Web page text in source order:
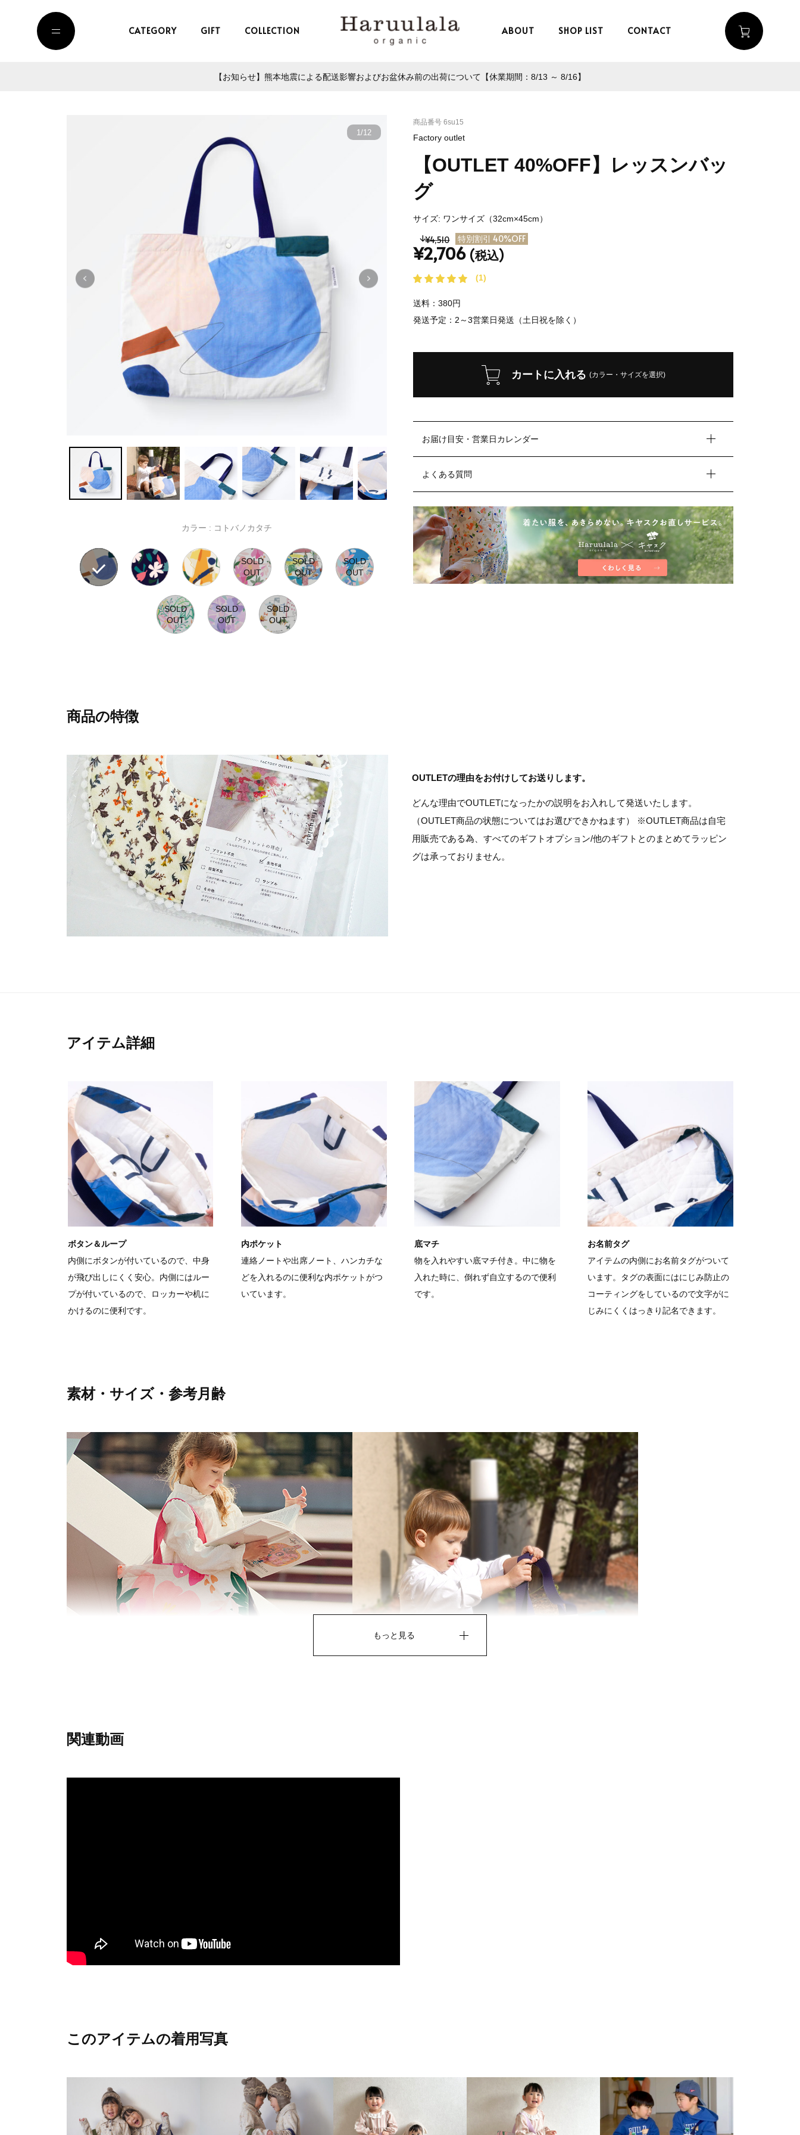
CATEGORY GIFT COLLECTION ABOUT SHOP LIST CONTACT
【お知らせ】熊本地震による配送影響およびお盆休み前の出荷について【休業期間：8/13 ～ 8/16】
カラー : コトバノカタチ
1/12
商品番号 6su15
Factory outlet
【OUTLET 40%OFF】レッスンバッ
グ
サイズ: ワンサイズ（32cm×45cm）
¥4,510 特別割引 40%OFF
¥2,706 (税込)
(1)
送料：380円
発送予定： 2～3営業日発送（土日祝を除く）
カートに入れる (カラー・サイズを選択)
お届け目安・営業日カレンダー
よくある質問
商品の特徴
OUTLETの理由をお付けしてお送りします。
どんな理由でOUTLETになったかの説明をお入れして発送いたします。
（OUTLET商品の状態についてはお選びできかねます） ※OUTLET商品は自宅
用販売である為、すべてのギフトオプション/他のギフトとのまとめてラッピン
グは承っておりません。
アイテム詳細
ボタン＆ループ
内側にボタンが付いているので、中身
が飛び出しにくく安心。内側にはルー
プが付いているので、ロッカーや机に
かけるのに便利です。
内ポケット
連絡ノートや出席ノート、ハンカチな
どを入れるのに便利な内ポケットがつ
いています。
底マチ
物を入れやすい底マチ付き。中に物を
入れた時に、倒れず自立するので便利
です。
お名前タグ
アイテムの内側にお名前タグがついて
います。タグの表面にはにじみ防止の
コーティングをしているので文字がに
じみにくくはっきり記名できます。
素材・サイズ・参考月齢
稀に生地にオーガニックコットンの綿カス（綿の葉・茎・実などの枯れた部分）
みしているがゆえに起こるものや、薬剤を使用して不純物を取り除いていないた
めに残るオーガニックコットンの特徴になります。
もっと見る
関連動画
このアイテムの着用写真